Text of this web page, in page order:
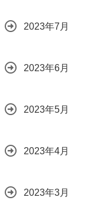
2023年7月
2023年6月
2023年5月
2023年4月
2023年3月